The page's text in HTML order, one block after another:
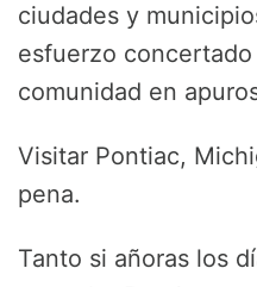
ciudades y
esfuerzo
comunidad en
Visitar Pontiac,
pena.
Tanto si añoras los